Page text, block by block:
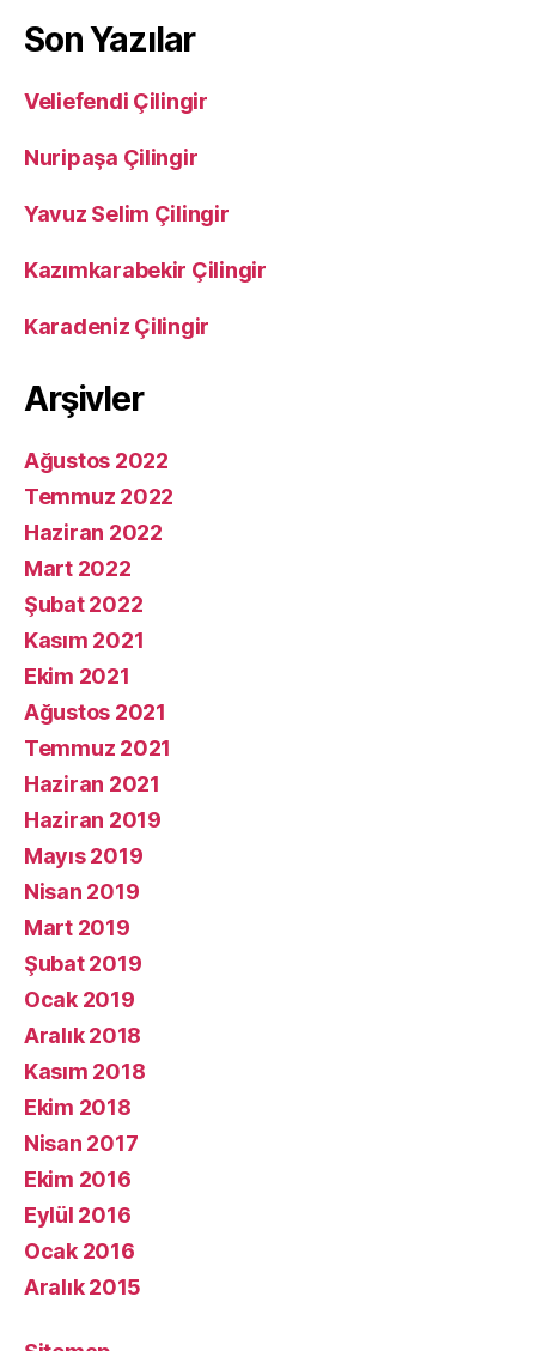
Son Yazılar
Veliefendi Çilingir
Nuripaşa Çilingir
Yavuz Selim Çilingir
Kazımkarabekir Çilingir
Karadeniz Çilingir
Arşivler
Ağustos 2022
Temmuz 2022
Haziran 2022
Mart 2022
Şubat 2022
Kasım 2021
Ekim 2021
Ağustos 2021
Temmuz 2021
Haziran 2021
Haziran 2019
Mayıs 2019
Nisan 2019
Mart 2019
Şubat 2019
Ocak 2019
Aralık 2018
Kasım 2018
Ekim 2018
Nisan 2017
Ekim 2016
Eylül 2016
Ocak 2016
Aralık 2015